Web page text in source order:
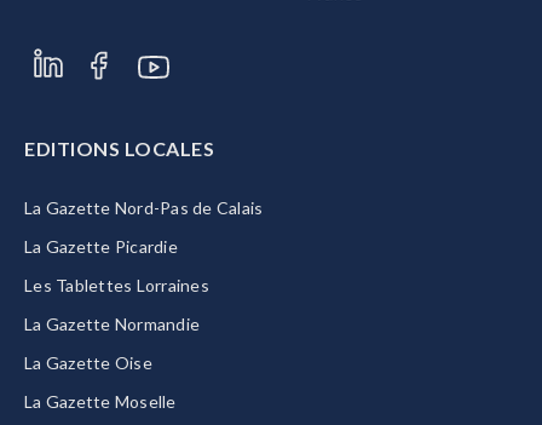
EDITIONS LOCALES
La Gazette Nord-Pas de Calais
La Gazette Picardie
Les Tablettes Lorraines
La Gazette Normandie
La Gazette Oise
La Gazette Moselle